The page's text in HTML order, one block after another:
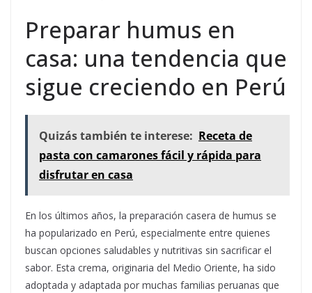
Preparar humus en
casa: una tendencia que
sigue creciendo en Perú
Quizás también te interese: Receta de
pasta con camarones fácil y rápida para
disfrutar en casa
En los últimos años, la preparación casera de humus se
ha popularizado en Perú, especialmente entre quienes
buscan opciones saludables y nutritivas sin sacrificar el
sabor. Esta crema, originaria del Medio Oriente, ha sido
adoptada y adaptada por muchas familias peruanas que